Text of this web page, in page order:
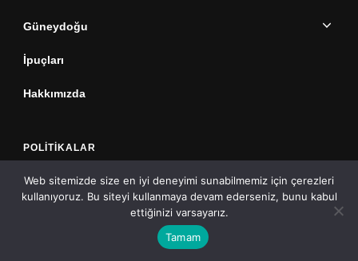
Güneydoğu
İpuçları
Hakkımızda
POLITIKALAR
Çerez Politikası
Web sitemizde size en iyi deneyimi sunabilmemiz için çerezleri
kullanıyoruz. Bu siteyi kullanmaya devam ederseniz, bunu kabul
ettiğinizi varsayarız.
Tamam